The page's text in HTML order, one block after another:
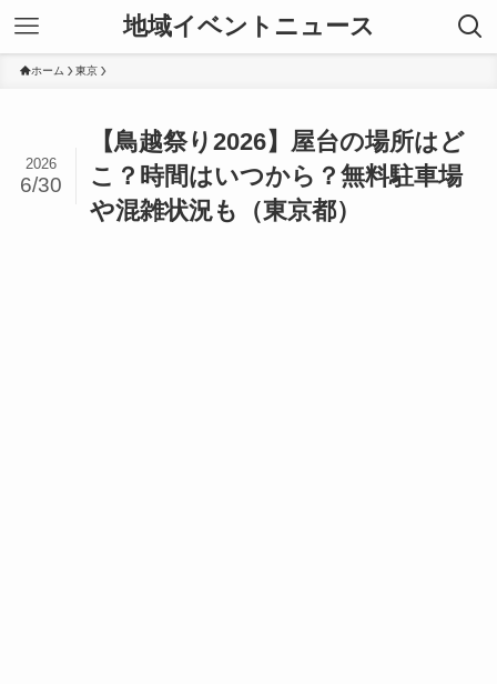
地域イベントニュース
ホーム 東京
【鳥越祭り2026】屋台の場所はど
こ？時間はいつから？無料駐車場
や混雑状況も（東京都）
2026
6/30